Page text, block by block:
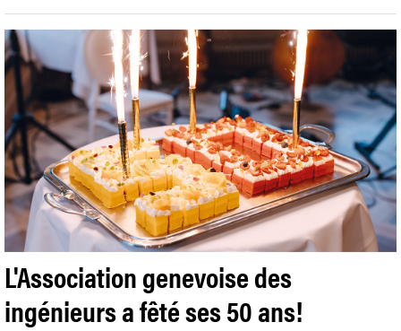
L'Association genevoise des
ingénieurs a fêté ses 50 ans!